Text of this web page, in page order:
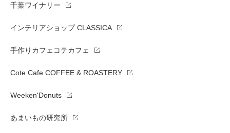
千葉ワイナリー
インテリアショップ CLASSICA
手作りカフェコテカフェ
Cote Cafe COFFEE & ROASTERY
Weeken'Donuts
あまいもの研究所